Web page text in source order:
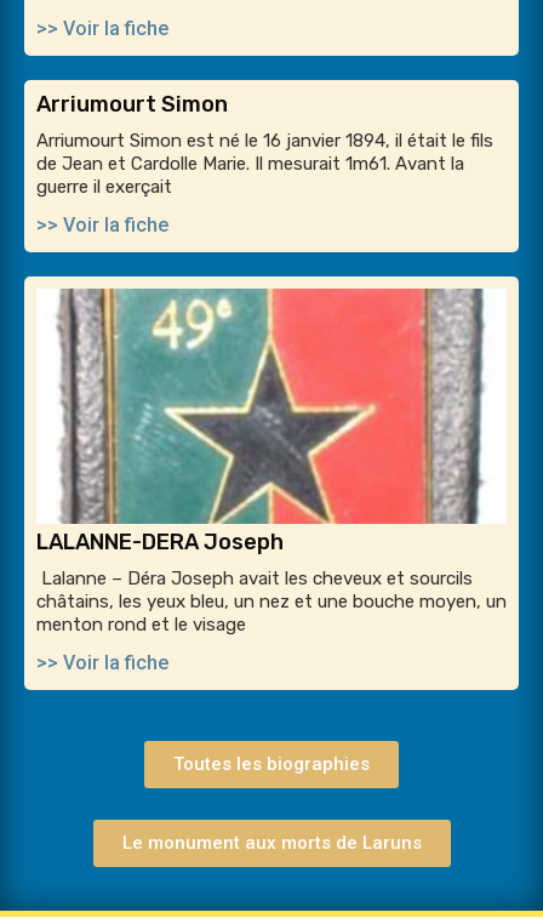
>> Voir la fiche
Arriumourt Simon
Arriumourt Simon est né le 16 janvier 1894, il était le fils
de Jean et Cardolle Marie. Il mesurait 1m61. Avant la
guerre il exerçait
>> Voir la fiche
LALANNE-DERA Joseph
Lalanne – Déra Joseph avait les cheveux et sourcils
châtains, les yeux bleu, un nez et une bouche moyen, un
menton rond et le visage
>> Voir la fiche
Toutes les biographies
Le monument aux morts de Laruns